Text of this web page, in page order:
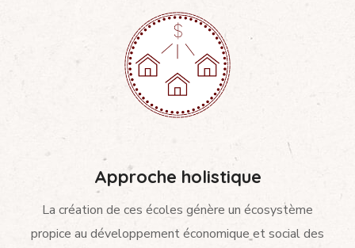
Approche holistique
La création de ces écoles génère un écosystème
propice au développement économique et social des